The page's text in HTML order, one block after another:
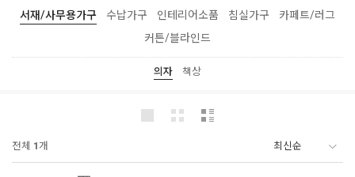
서재/사무용가구 수납가구 인테리어소품 침실가구
카페트/러그
커튼/블라인드
의자 책상
전체 1개